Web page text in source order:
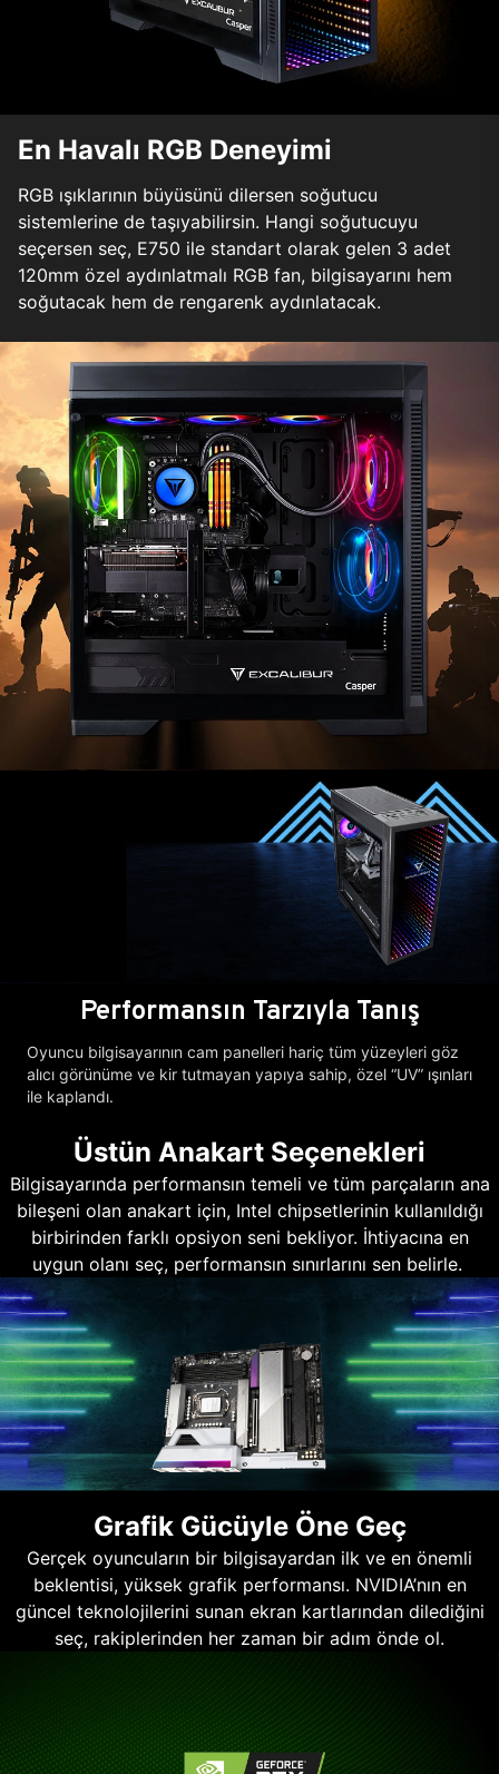
En Havalı RGB Deneyimi
RGB ışıklarının büyüsünü dilersen soğutucu
sistemlerine de taşıyabilirsin. Hangi soğutucuyu
seçersen seç, E750 ile standart olarak gelen 3 adet
120mm özel aydınlatmalı RGB fan, bilgisayarını hem
soğutacak hem de rengarenk aydınlatacak.
Performansın Tarzıyla Tanış
Oyuncu bilgisayarının cam panelleri hariç tüm yüzeyleri göz
alıcı görünüme ve kir tutmayan yapıya sahip, özel “UV” ışınları
ile kaplandı.
Üstün Anakart Seçenekleri
Bilgisayarında performansın temeli ve tüm parçaların ana
bileşeni olan anakart için, Intel chipsetlerinin kullanıldığı
birbirinden farklı opsiyon seni bekliyor. İhtiyacına en
uygun olanı seç, performansın sınırlarını sen belirle.
Grafik Gücüyle Öne Geç
Gerçek oyuncuların bir bilgisayardan ilk ve en önemli
beklentisi, yüksek grafik performansı. NVIDIA’nın en
güncel teknolojilerini sunan ekran kartlarından dilediğini
seç, rakiplerinden her zaman bir adım önde ol.